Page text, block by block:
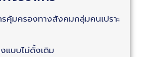
รคุ้มครองทางสังคมกลุ่มคนเปราะ
แบบไม่ดั้งเดิม